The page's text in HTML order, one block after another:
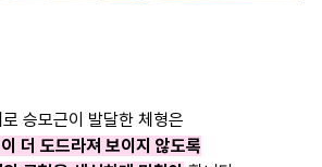
로 승모근이 발달한 체형은
더 도드라져 보이지 않도록